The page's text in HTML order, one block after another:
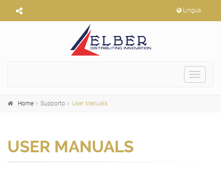
Lingua
Toggle
Home Supporto User Manuals
USER MANUALS